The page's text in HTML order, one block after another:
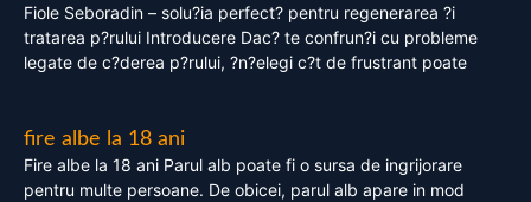
Fiole Seboradin – solu?ia perfect? pentru regenerarea ?i
tratarea p?rului Introducere Dac? te confrun?i cu probleme
legate de c?derea p?rului, ?n?elegi c?t de frustrant poate
fire albe la 18 ani
Fire albe la 18 ani Parul alb poate fi o sursa de ingrijorare
pentru multe persoane. De obicei, parul alb apare in mod